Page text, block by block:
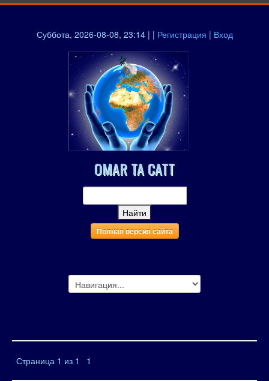
Суббота, 2026-08-08, 23:14 | | Регистрация | Вход
OMAR TA CATT
Полная версия сайта
Страница 1 из 1 1